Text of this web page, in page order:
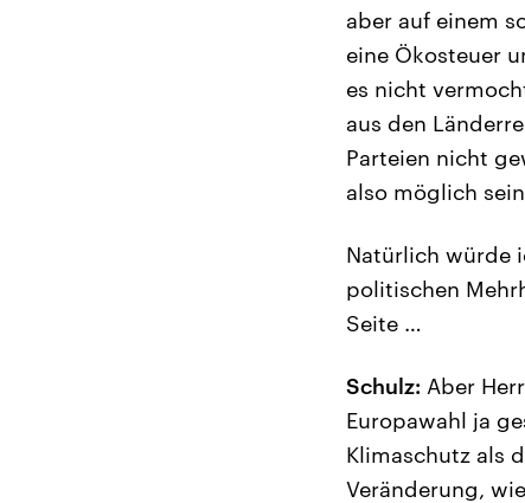
aber auf einem
eine Ökosteuer
es nicht
aus den
Parteien nicht
also möglich
Natürlich würde
politischen
Seite …
Schulz: Aber
Europawahl ja
Klimaschutz als
Veränderung,